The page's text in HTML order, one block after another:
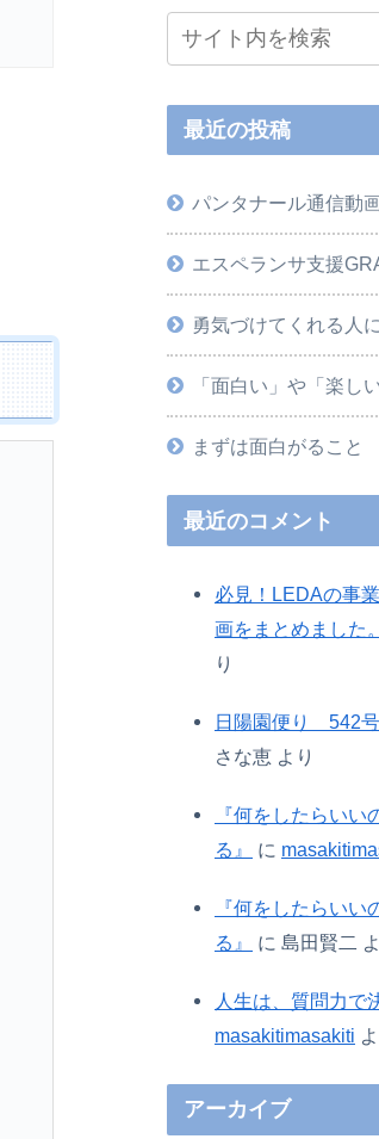
最近の投稿
パンタナール通信
エスペランサ支援
勇気づけてくれる人に
「面白い」や「楽し
まずは面白がること
最近のコメント
必見！LEDAの事
画をまとめました。
り
日陽園便り 542号
さな恵 より
『何をしたらいい
る』
に
『何をしたらいい
る』
に 島田賢二
人生は、質問力で
masakitimasakiti
アーカイブ